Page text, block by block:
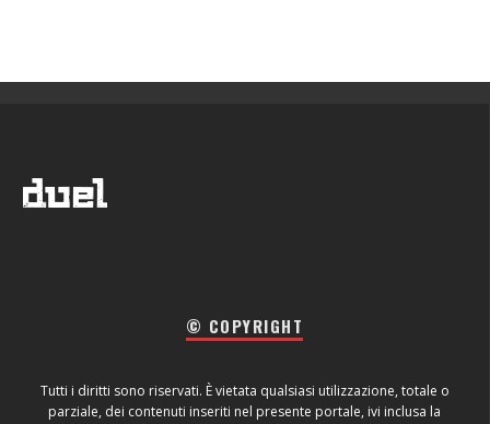
© COPYRIGHT
Tutti i diritti sono riservati. È vietata qualsiasi utilizzazione, totale o
parziale, dei contenuti inseriti nel presente portale, ivi inclusa la